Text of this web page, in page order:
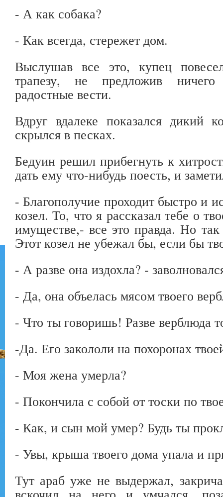
- А как собака?
- Как всегда, стережет дом.
Выслушав все это, купец
трапезу, не предложив
радостные вести.
Вдруг вдалеке показался дикий
скрылся в песках.
Бедуин решил прибегнуть к
дать ему что-нибудь поесть, и
- Благополучие проходит быстро и
козел. То, что я рассказал тебе о
имуществе,- все это правда. Но
Этот козел не убежал бы, если бы
- А разве она издохла? -
- Да, она объелась мясом твоего
- Что ты говоришь! Разве верблюда
-Да. Его закололи на похоронах
- Моя жена умерла?
- Покончила с собой от тоски по
- Как, и сын мой умер? Будь ты
- Увы, крыша твоего дома упала и
Тут араб уже не выдержал,